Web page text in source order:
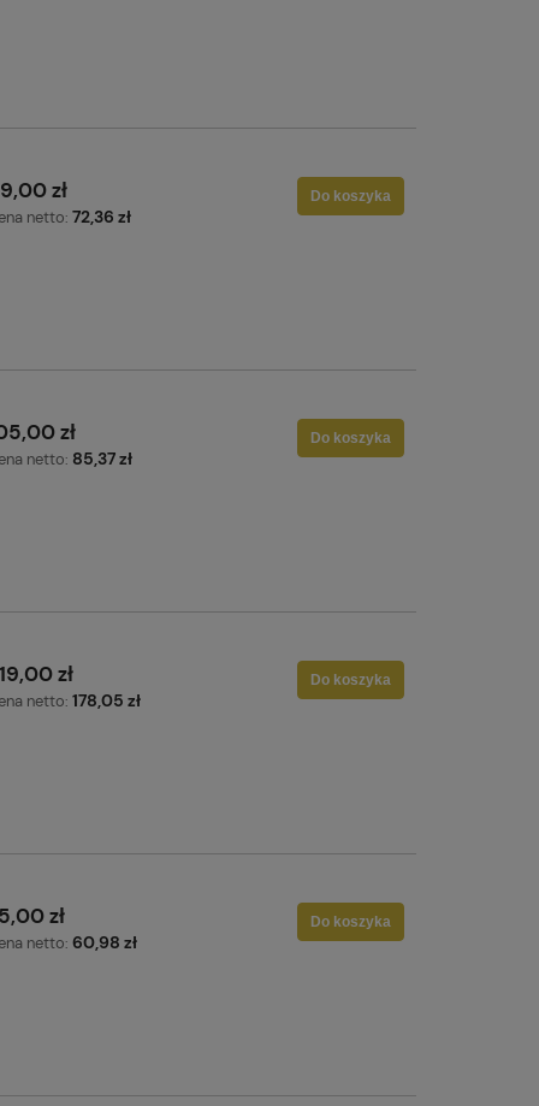
zł
netto: 72,36 zł
Do koszyka
zł
netto: 85,37 zł
Do koszyka
zł
netto: 178,05 zł
Do koszyka
zł
netto: 60,98 zł
Do koszyka